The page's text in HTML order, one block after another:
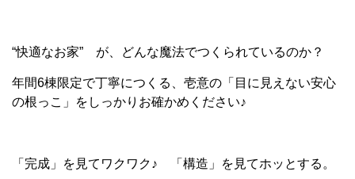
“快適なお家” が、どんな魔法でつくられているのか？
年間6棟限定で丁寧につくる、壱意の「目に見えない安心
の根っこ」をしっかりお確かめください♪
「完成」を見てワクワク♪ 「構造」を見てホッとする。